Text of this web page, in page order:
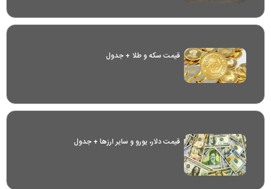
قیمت سکه و طلا + جدول
قیمت دلار، یورو و سایر ارز‌ها + جدول